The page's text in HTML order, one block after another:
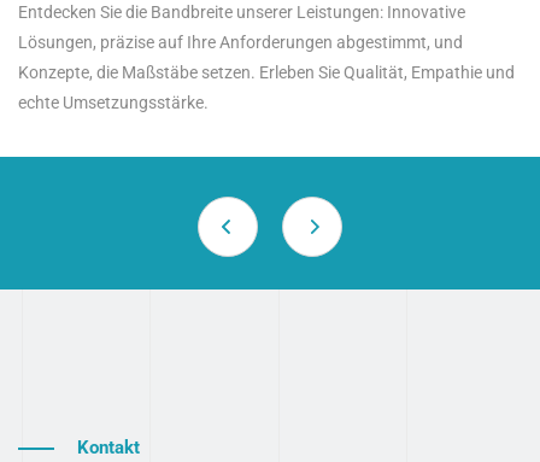
Entdecken Sie die Bandbreite unserer Leistungen: Innovative
Lösungen, präzise auf Ihre Anforderungen abgestimmt, und
Konzepte, die Maßstäbe setzen. Erleben Sie Qualität, Empathie und
echte Umsetzungsstärke.
Kontakt